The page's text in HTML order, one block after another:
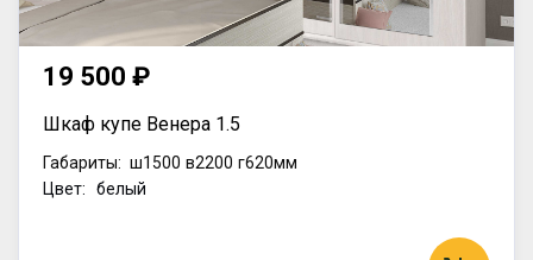
19 500 ₽
Шкаф купе Венера 1.5
Габариты: ш1500 в2200 г620мм
Цвет: белый